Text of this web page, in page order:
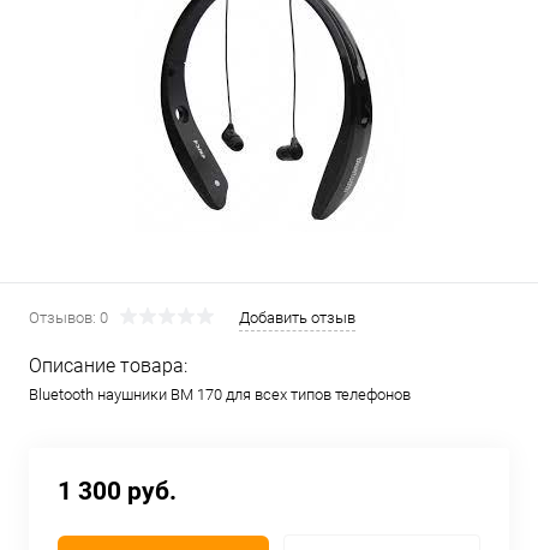
Отзывов: 0 Добавить отзыв
Описание товара:
Bluetooth наушники BM 170 для всех типов телефонов
1 300 руб.